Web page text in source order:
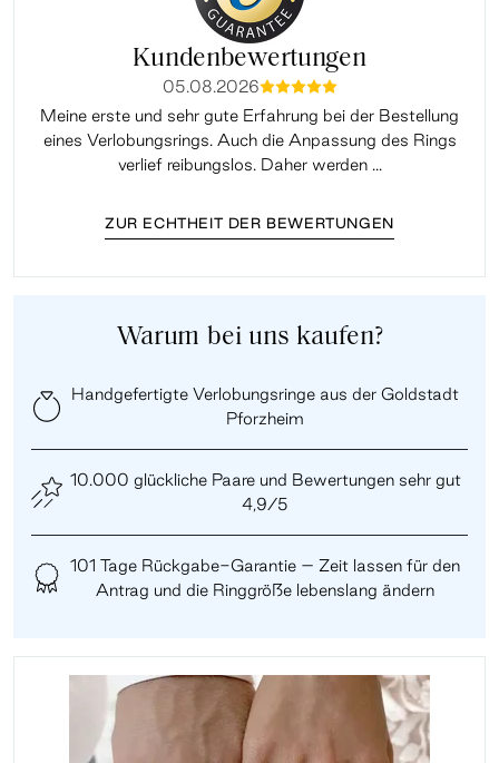
Kundenbewertungen
05.08.2026mmmmm
Meine erste und sehr gute Erfahrung bei der Bestellung
eines Verlobungsrings. Auch die Anpassung des Rings
verlief reibungslos. Daher werden ...
ZUR ECHTHEIT DER BEWERTUNGEN
Warum bei uns kaufen?
Handgefertigte Verlobungsringe aus der Goldstadt
Pforzheim
10.000 glückliche Paare und Bewertungen sehr gut
4,9/5
101 Tage Rückgabe-Garantie – Zeit lassen für den
Antrag und die Ringgröße lebenslang ändern